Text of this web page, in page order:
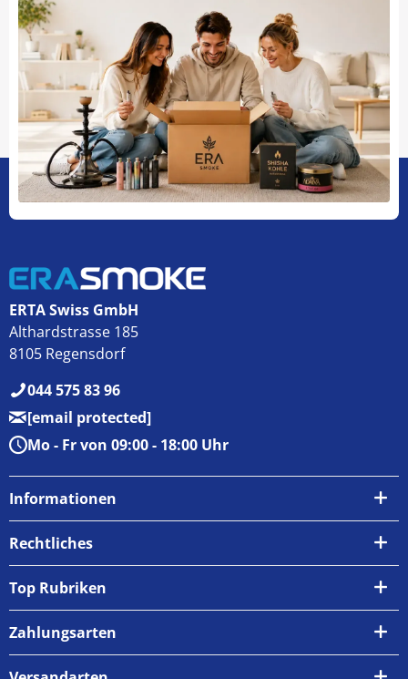
ERTA Swiss GmbH
Althardstrasse 185
8105 Regensdorf
044 575 83 96
[email protected]
Mo - Fr von 09:00 - 18:00 Uhr
Informationen
Über uns
Zahlungsarten
Versand & Abholung
Rechtliches
AGB
Widerrufsrecht
Top Rubriken
Zahlungsarten